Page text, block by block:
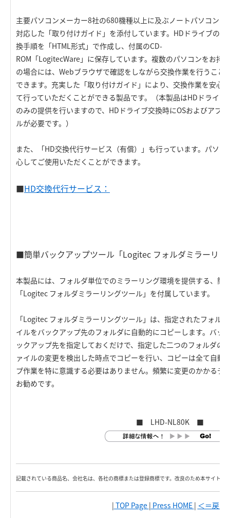
主要パソコンメーカー8社の680機種以上に及ぶノートパソコンに
対応した「取り付けガイド」を添付しています。HDドライブの交
換手順を「HTML形式」で作成し、付属のCD-
ROM「LogitecWare」に保存しています。複数のパソコンをお持ち
の場合には、Webブラウザで確認をしながら交換作業を行うこと
できます。充実した「取り付けガイド」により、交換作業を安心し
て行っていただくことができる製品です。（本製品はHDドライブ
のみの提供を行いますので、HDドライブ交換時にOSおよびアプ
ルが必要です。）
また、「HD交換代行サービス（有償）」も行っています。パソ
心してご使用いただくことができます。
■HD交換代行サービス：
■簡単バックアップツール「Logitec フォルダミラーリン
本製品には、フォルダ単位でのミラーリング環境を提供する、簡
「Logitec フォルダミラーリングツール」を付属しています。
「Logitec フォルダミラーリングツール」は、指定されたフォル
イルをバックアップ先のフォルダに自動的にコピーします。バッ
ックアップ先を指定しておくだけで、指定した二つのフォルダの
ァイルの変更を検出した時点でコピーを行い、コピーは全て自動
プ作業を特に意識する必要はありません。頻繁に変更のかかるデ
お勧めです。
■ LHD-NL80K ■
記載されている商品名、会社名は、各社の商標または登録商標です。改良のため本サイト内
| TOP Page | Press HOME | ＜＝戻る